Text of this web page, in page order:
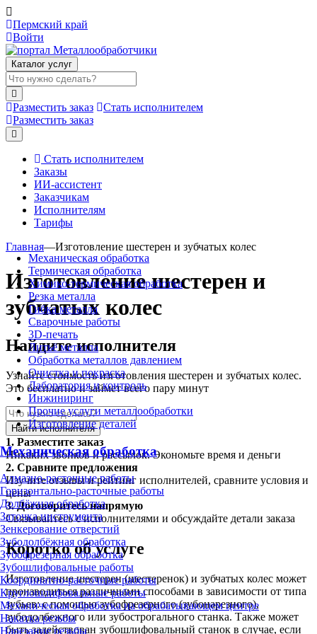
Пермский край
Войти
Каталог услуг
Разместить заказ
Стать исполнителем
Разместить заказ
Стать исполнителем
Заказы
ИИ-ассистент
Заказчикам
Исполнителям
Тарифы
Механическая обработка
Термическая обработка
Химико-термическая обработка
Резка металла
Гибка металла
Сварочные работы
3D-печать
Литьё металла
Обработка металлов давлением
Очистка и покраска
Лаборатория и контроль
Инжиниринг
Прочие услуги металлообработки
Изготовление деталей
Механическая обработка
Алмазно-расточные работы
Горизонтально-расточные работы
Долбёжная обработка
Заточка инструмента
Зенкерование отверстий
Зубодолбёжная обработка
Зубофрезерная обработка
Зубошлифовальные работы
Координатно-расточные работы
Круглошлифовальные работы
Механическая обработка на обрабатывающем центре
Накатка резьбы
Нарезание резьбы
Главная—Изготовление шестерен и зубчатых колес
Изготовление шестерен и
зубчатых колес
Найдите исполнителя
Узнайте стоимость изготовления шестерен и зубчатых колес.
Это бесплатно и займет всего пару минут
Найти исполнителя
1. Разместите заказ
Никаких звонков и рассылок. Экономьте время и деньги
2. Сравните предложения
Изучите отзывы и рейтинг исполнителей, сравните условия и
цены
3.Договоритесь напрямую
Связывайтесь с исполнителями и обсуждайте детали заказа
Коротко об услуге
Изготовление шестерен (шестеренок) и зубчатых колес может
производиться различными способами в зависимости от типа
зубьев: с помощью зубофрезерного (зубонарезного),
зубодолбежного или зубострогального станка. Также может
быть задействован зубошлифовальный станок в случае, если